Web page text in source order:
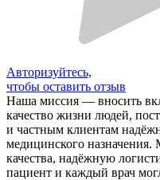
Авторизуйтесь,
чтобы оставить отзыв
Наша миссия — вносить
качество жизни людей,
и частным клиентам
медицинского назначения.
качества, надёжную
пациент и каждый врач